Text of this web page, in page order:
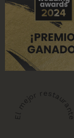
El mejor restaurante